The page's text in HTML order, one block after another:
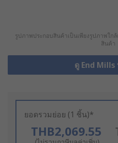
รูปภาพประกอบสินค้าเป็นเพียงรูปภาพใก
สินค้า
ดู End
ยอดรวมย่อย (1 ชิ้น)*
THB2,069.55